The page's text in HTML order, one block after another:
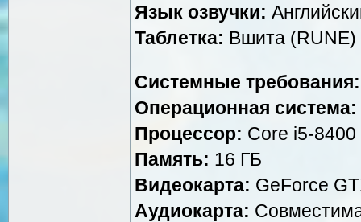
Язык озвучки:
Таблетка: Вшита (RUNE)
Системные требования:
Операционная система:
Процессор: Core i5-
Память: 16 ГБ
Видеокарта: GeForce
Аудиокарта: